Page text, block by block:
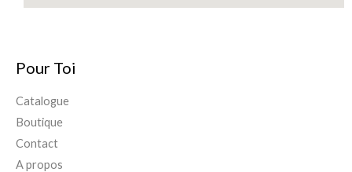
Pour Toi
Catalogue
Boutique
Contact
A propos